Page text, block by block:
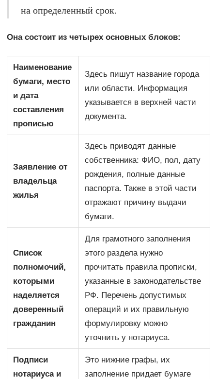
на определенный срок.
Она состоит из четырех основных блоков:
Наименование
бумаги, место
и дата
составления
прописью
Здесь пишут название города
или области. Информация
указывается в верхней части
документа.
Заявление от
владельца
жилья
Здесь приводят данные
собственника: ФИО, пол, дату
рождения, полные данные
паспорта. Также в этой части
отражают причину выдачи
бумаги.
Список
полномочий,
которыми
наделяется
доверенный
гражданин
Для грамотного заполнения
этого раздела нужно
прочитать правила прописки,
указанные в законодательстве
РФ. Перечень допустимых
операций и их правильную
формулировку можно
уточнить у нотариуса.
Подписи
нотариуса и
Это нижние графы, их
заполнение придает бумаге